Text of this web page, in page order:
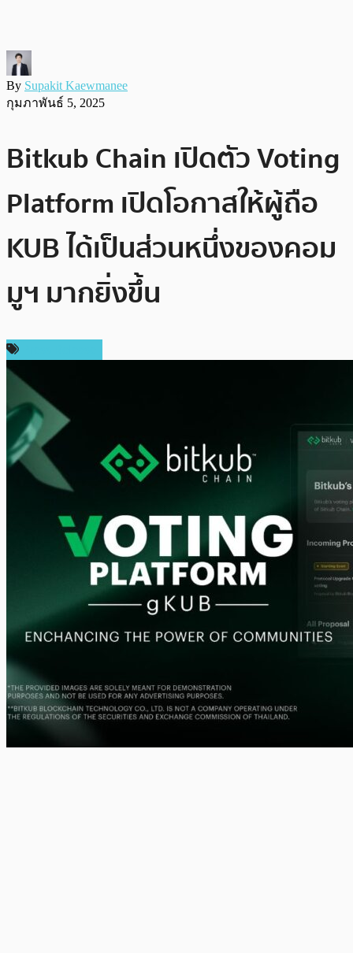
By Supakit Kaewmanee
กุมภาพันธ์ 5, 2025
Bitkub Chain เปิดตัว Voting
Platform เปิดโอกาสให้ผู้ถือ
KUB ได้เป็นส่วนหนึ่งของคอม
มูฯ มากยิ่งขึ้น